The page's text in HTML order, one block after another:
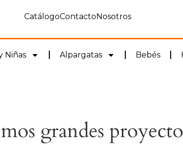
CatálogoContactoNosotros
Niñas Alpargatas Bebés
grandes